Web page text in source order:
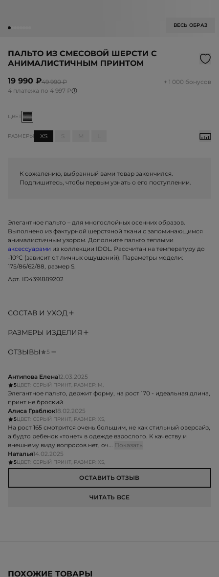
ВЕСЬ ОБРАЗ
ПАЛЬТО ИЗ СМЕСОВОЙ ШЕРСТИ С
АНИМАЛИСТИЧНЫМ ПРИНТОМ
19 990 ₽49 990 ₽
+ 1 000 бонусов
4 платежа по 4 997 ₽
ЦВЕТ
РАЗМЕРЫ XS M
К сожалению, выбранный вами товар закончился.
Подпишитесь, чтобы первым узнать о его поступлении.
Элегантное пальто – для многослойных осенних образов.
Выполнено из фактурной шерстяной ткани с запоминающимся
анималистичным узором. Дополните пальто теплыми
аксессуарами из коллекции IDOL. Рассчитан на температуру до
-10°C (зависит от личных ощущений). Параметры модели:
175/86/62/88, размер S.
Арт. ID4391889202
СОСТАВ И УХОД
РАЗМЕРЫ ИЗДЕЛИЯ
ОТЗЫВЫ 5
Антипова Елена12.03.2025
5ЦВЕТ: СЕРЫЙ ПРИНТ, РАЗМЕР: M,
Элегантное пальто, держит форму, на рост 170 - идеальная длина,
принт не броский
Алиса Граблюк18.02.2025
5ЦВЕТ: СЕРЫЙ ПРИНТ, РАЗМЕР: XS,
На рост 165 смотрится очень большим, не как стильный оверсайз,
а будто ребенок «тонет» в одежде взрослого. К качеству и
внешнему виду вопросов нет, оч... Показать
Наталья14.02.2025
5ЦВЕТ: СЕРЫЙ ПРИНТ, РАЗМЕР: XS,
ОСТАВИТЬ ОТЗЫВ
ЧИТАТЬ ВСЕ
ПОХОЖИЕ ТОВАРЫ